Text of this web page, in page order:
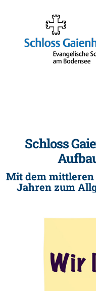
Werkzeugleiste öffnen
springen
Schloss
Mit dem mittleren
Jahren zum